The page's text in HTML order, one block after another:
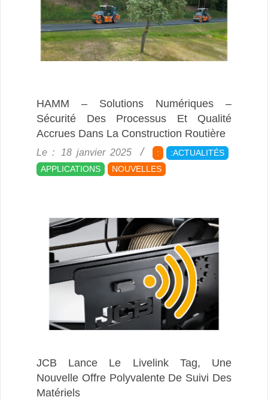
HAMM – Solutions Numériques –
Sécurité Des Processus Et Qualité
Accrues Dans La Construction Routière
2025-
01-
18
Le : 18 janvier 2025 :
:ACTUALITÉS
APPLICATIONS
NOUVELLES
JCB Lance Le Livelink Tag, Une
Nouvelle Offre Polyvalente De Suivi Des
Matériels